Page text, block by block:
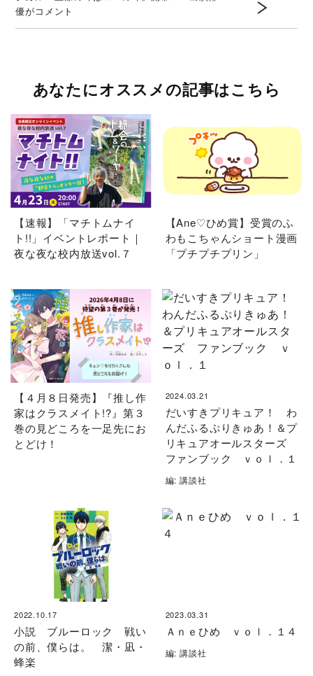
優がコメント
あなたにオススメの記事はこちら
【速報】「マチトムナイ
ト!!」イベントレポート｜
夜な夜な校内放送vol.７
【Ane♡ひめ賞】受賞のふ
わもこちゃんショート漫画
「プチプチプリン」
【４月８日発売】『推し作
家はクラスメイト!?』第３
巻の見どころを一足先にお
とどけ！
2024.03.21
だいすきプリキュア！ わ
んだふるぷりきゅあ！＆プ
リキュアオールスターズ
ファンブック ｖｏｌ．１
編: 講談社
2022.10.17
小説 ブルーロック 戦い
の前、僕らは。 潔・凪・
蜂楽
2023.03.31
Ａｎｅひめ ｖｏｌ．１４
編: 講談社